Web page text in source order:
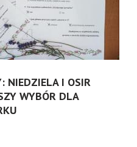
NIEDZIELA I OSIR
WYBÓR DLA